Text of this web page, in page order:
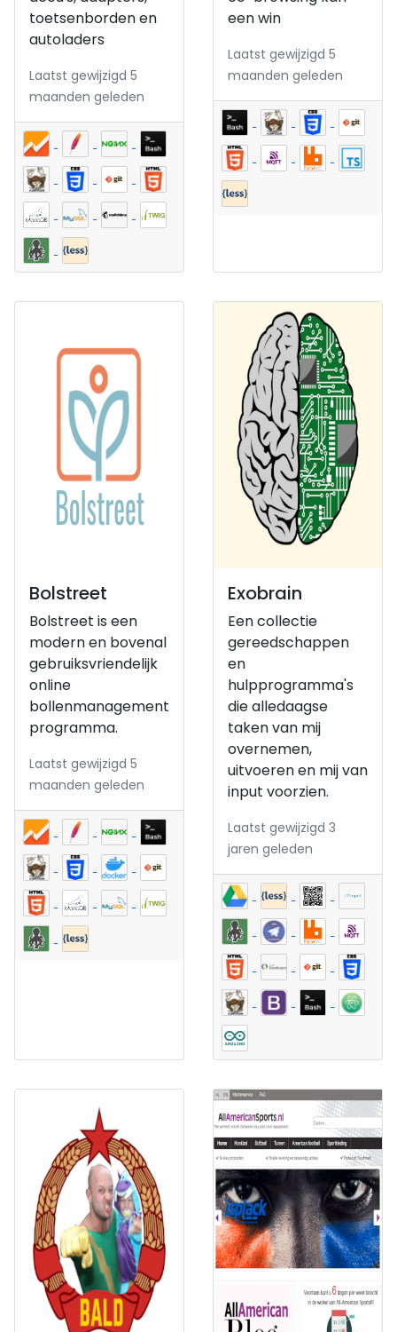
toetsenborden en
autoladers
Laatst gewijzigd 5
maanden geleden
een win
Laatst gewijzigd 5
maanden geleden
Bolstreet
Bolstreet is een
modern en bovenal
gebruiksvriendelijk
online
bollenmanagement
programma.
Laatst gewijzigd 5
maanden geleden
Exobrain
Een collectie
gereedschappen
en
hulpprogramma's
die alledaagse
taken van mij
overnemen,
uitvoeren en mij van
input voorzien.
Laatst gewijzigd 3
jaren geleden